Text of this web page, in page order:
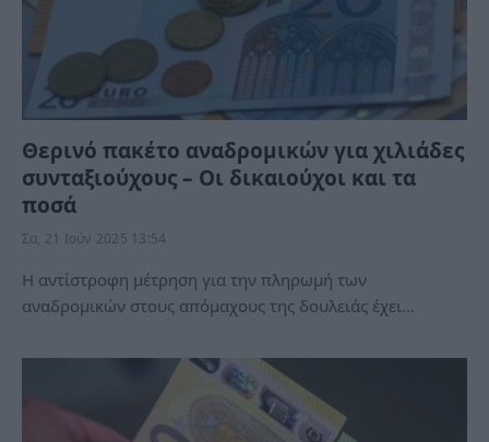
Θερινό πακέτο αναδρομικών για χιλιάδες
συνταξιούχους – Οι δικαιούχοι και τα
ποσά
Σα, 21 Ιούν 2025 13:54
Η αντίστροφη μέτρηση για την πληρωμή των
αναδρομικών στους απόμαχους της δουλειάς έχει…